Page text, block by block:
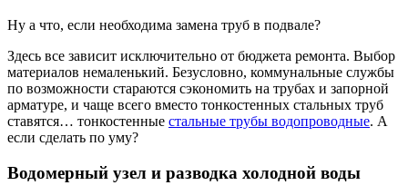
Ну а что, если необходима замена труб в подвале?
Здесь все зависит исключительно от бюджета ремонта. Выбор
материалов немаленький. Безусловно, коммунальные службы
по возможности стараются сэкономить на трубах и запорной
арматуре, и чаще всего вместо тонкостенных стальных труб
ставятся… тонкостенные стальные трубы водопроводные. А
если сделать по уму?
Водомерный узел и разводка холодной воды